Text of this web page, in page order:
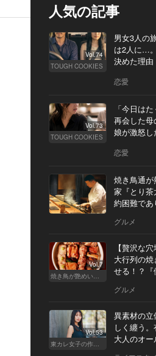
人気の記事
Vol.74
TOUGH COOKIES
男女3人の
は2人に…
決めた理由
恋愛
Vol.73
TOUGH COOKIES
「今日は
再会した母
娘が激怒し
恋愛
焼き鳥通
家『とり
約困難であ
グルメ
Vol.7
焼き鳥が艶めいてきた
【贅沢な
大行列の
せる！？
グルメ
Vol.53
東カレ女子の作り方
異素材の
しく纏う。
大人のオ